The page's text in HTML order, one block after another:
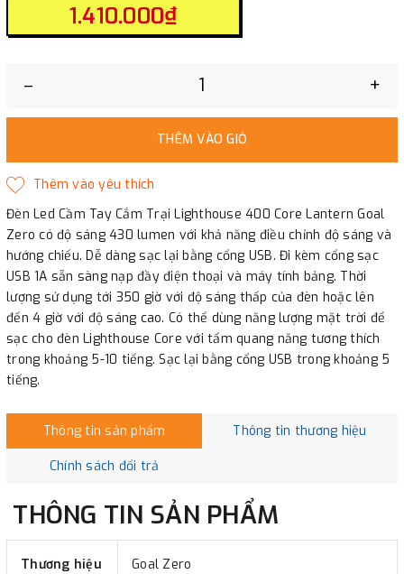
1.410.000₫
– +
THÊM VÀO GIỎ
Đèn Led Cầm Tay Cắm Trại Lighthouse 400 Core Lantern Goal
Zero có độ sáng 430 lumen với khả năng điều chỉnh độ sáng và
hướng chiếu. Dễ dàng sạc lại bằng cổng USB. Đi kèm cổng sạc
USB 1A sẵn sàng nạp đầy điện thoại và máy tính bảng. Thời
lượng sử dụng tới 350 giờ với độ sáng thấp của đèn hoặc lên
đến 4 giờ với độ sáng cao. Có thể dùng năng lượng mặt trời để
sạc cho đèn Lighthouse Core với tấm quang năng tương thích
trong khoảng 5-10 tiếng. Sạc lại bằng cổng USB trong khoảng 5
tiếng.
Thông tin sản phẩm Thông tin thương hiệu
Chính sách đổi trả
THÔNG TIN SẢN PHẨM
Thương hiệu Goal Zero